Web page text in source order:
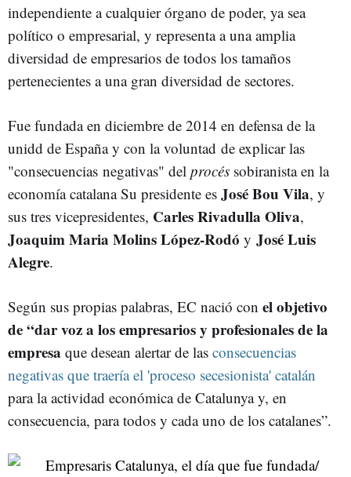
independiente a cualquier órgano de poder, ya sea
político o empresarial, y representa a una amplia
diversidad de empresarios de todos los tamaños
pertenecientes a una gran diversidad de sectores.
Fue fundada en diciembre de 2014 en defensa de la
unidd de España y con la voluntad de explicar las
"consecuencias negativas" del procés sobiranista en la
economía catalana Su presidente es José Bou Vila, y
sus tres vicepresidentes, Carles Rivadulla Oliva,
Joaquim Maria Molins López-Rodó y José Luis
Alegre.
Según sus propias palabras, EC nació con elobjetivo
de “dar voz a los empresarios y profesionales de la
empresa que desean alertar de las consecuencias
negativas que traería el 'proceso secesionista' catalán
para la actividad económica de Catalunya y, en
consecuencia, para todos y cada uno de los catalanes”.